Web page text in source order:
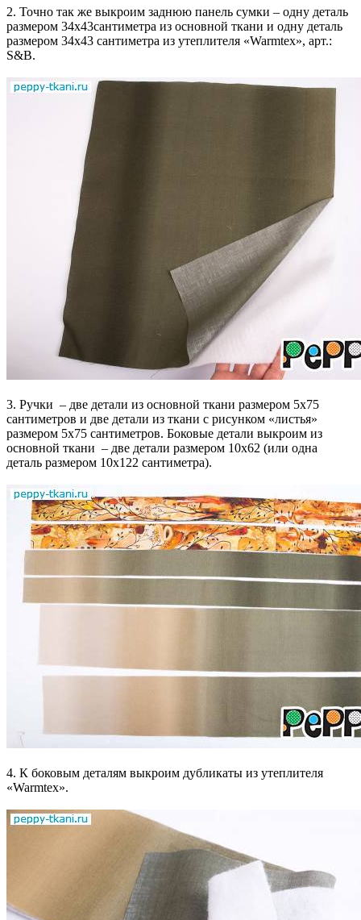
2. Точно так же выкроим заднюю панель сумки – одну деталь
размером 34х43сантиметра из основной ткани и одну деталь
размером 34х43 сантиметра из утеплителя «Warmtex», арт.:
S&B.
3. Ручки – две детали из основной ткани размером 5х75
сантиметров и две детали из ткани с рисунком «листья»
размером 5х75 сантиметров. Боковые детали выкроим из
основной ткани – две детали размером 10х62 (или одна
деталь размером 10х122 сантиметра).
4. К боковым деталям выкроим дубликаты из утеплителя
«Warmtex».